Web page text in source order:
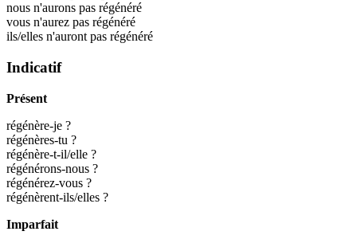
nous n'aurons pas régénéré
vous n'aurez pas régénéré
ils/elles n'auront pas régénéré
Indicatif
Présent
régénère-je ?
régénères-tu ?
régénère-t-il/elle ?
régénérons-nous ?
régénérez-vous ?
régénèrent-ils/elles ?
Imparfait